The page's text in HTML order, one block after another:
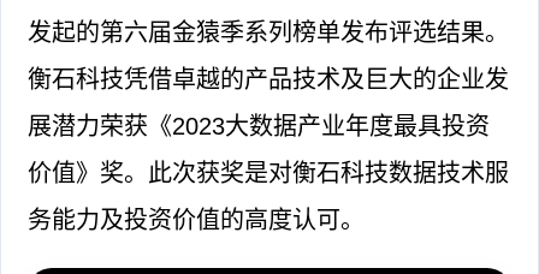
发起的第六届金猿季系列榜单发布评选结果。
衡石科技凭借卓越的产品技术及巨大的企业发
展潜力荣获《2023大数据产业年度最具投资
价值》奖。此次获奖是对衡石科技数据技术服
务能力及投资价值的高度认可。